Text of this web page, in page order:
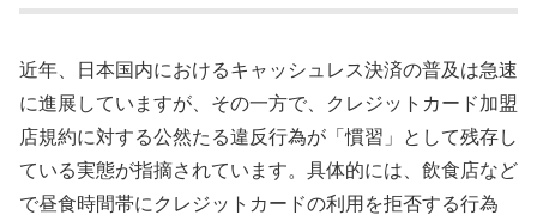
近年、日本国内におけるキャッシュレス決済の普及は急速
に進展していますが、その一方で、クレジットカード加盟
店規約に対する公然たる違反行為が「慣習」として残存し
ている実態が指摘されています。具体的には、飲食店など
で昼食時間帯にクレジットカードの利用を拒否する行為